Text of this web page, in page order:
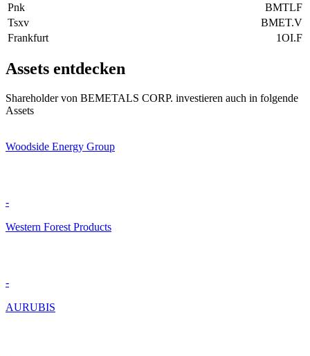
Pnk
BMTLF
Tsxv
BMET.V
Frankfurt
1OI.F
Assets entdecken
Shareholder von BEMETALS CORP. investieren auch in folgende
Assets
Woodside Energy Group
-
Western Forest Products
-
AURUBIS